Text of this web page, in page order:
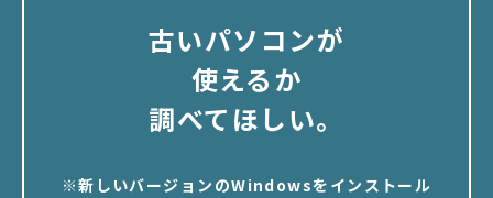
古いパソコンが
使えるか
調べてほしい。
※新しいバージョンのWindowsをインストール